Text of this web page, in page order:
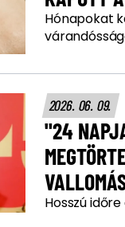
Hónapokat
2026. 06. 09.
"24
Hosszú